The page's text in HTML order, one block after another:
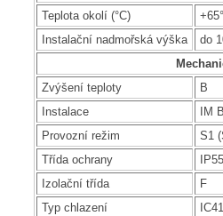
Teplota okolí (°C)
Instalační nadmořská výška
do
Zvýšení teploty
B
Instalace
IM
Provozní režim
S1
Třída ochrany
IP55
Izolační třída
F
Typ chlazení